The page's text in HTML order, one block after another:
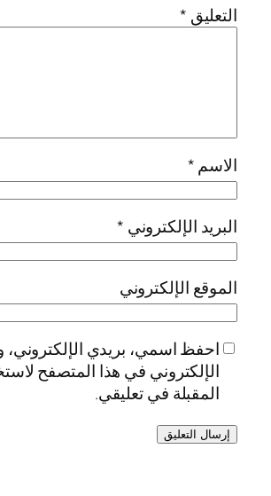
التعليق *
الاسم*
البريد الإلكتروني *
الموقع الإلكتروني
احفظ اسمي، بريدي الإلكتروني،
الإلكتروني في هذا المتصفح
المقبلة في تعليقي.